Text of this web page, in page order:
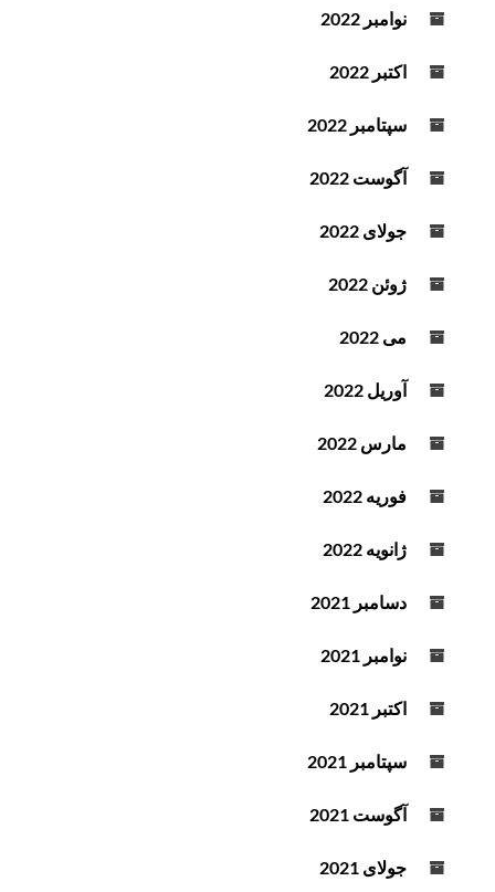
نوامبر 2022
اکتبر 2022
سپتامبر 2022
آگوست 2022
جولای 2022
ژوئن 2022
می 2022
آوریل 2022
مارس 2022
فوریه 2022
ژانویه 2022
دسامبر 2021
نوامبر 2021
اکتبر 2021
سپتامبر 2021
آگوست 2021
جولای 2021